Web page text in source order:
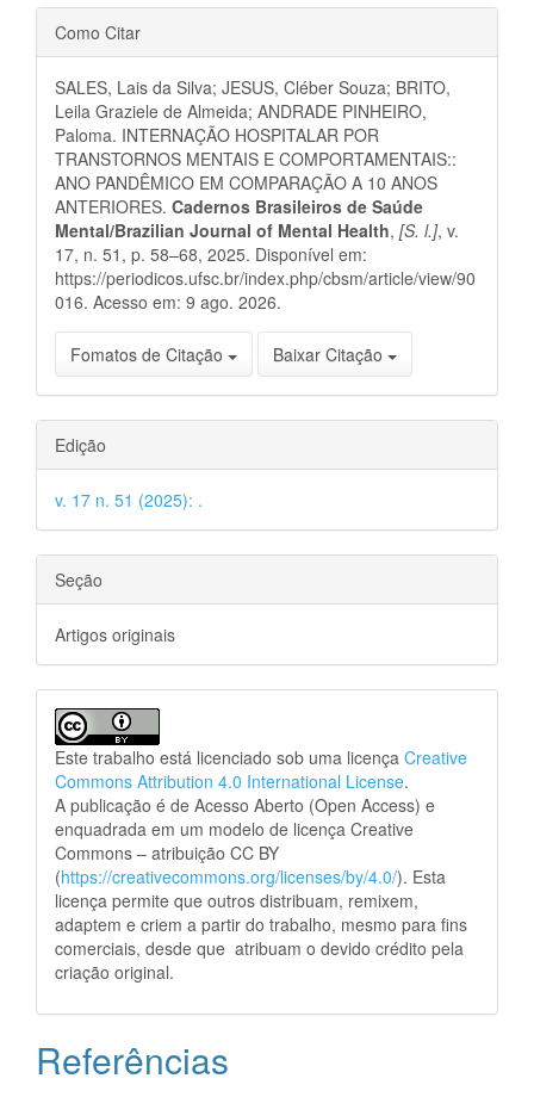
Detalhes
do
artigo
Como Citar
SALES, Lais da Silva; JESUS, Cléber Souza; BRITO,
Leila Graziele de Almeida; ANDRADE PINHEIRO,
Paloma. INTERNAÇÃO HOSPITALAR POR
TRANSTORNOS MENTAIS E COMPORTAMENTAIS::
ANO PANDÊMICO EM COMPARAÇÃO A 10 ANOS
ANTERIORES. Cadernos Brasileiros de Saúde
Mental/Brazilian Journal of Mental Health, [S. l.], v.
17, n. 51, p. 58–68, 2025. Disponível em:
https://periodicos.ufsc.br/index.php/cbsm/article/view/90
016. Acesso em: 9 ago. 2026.
Fomatos de Citação Baixar Citação
Edição
v. 17 n. 51 (2025): .
Seção
Artigos originais
Este trabalho está licenciado sob uma licença Creative
Commons Attribution 4.0 International License.
A publicação é de Acesso Aberto (Open Access) e
enquadrada em um modelo de licença Creative
Commons – atribuição CC BY
(https://creativecommons.org/licenses/by/4.0/). Esta
licença permite que outros distribuam, remixem,
adaptem e criem a partir do trabalho, mesmo para fins
comerciais, desde que atribuam o devido crédito pela
criação original.
Referências